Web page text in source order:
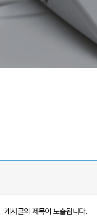
게시글의 제목이 노출됩니다.